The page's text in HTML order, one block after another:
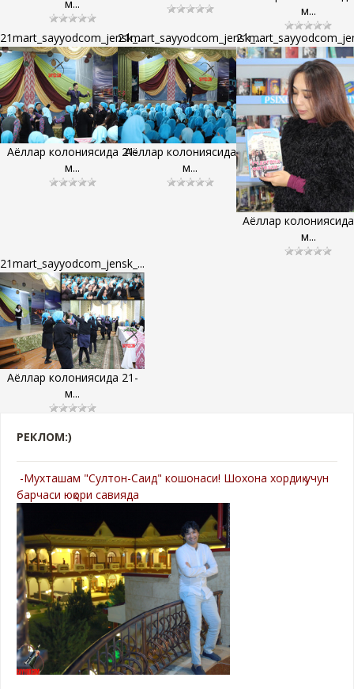
м...
м...
21mart_sayyodcom_jensk_...
Аёллар колониясида 21-
м...
21mart_sayyodcom_jensk_...
Аёллар колониясида 21-
м...
Аёллар
м...
21mart_sayyodcom_jensk_...
Аёллар колониясида 21-
м...
РЕКЛОМ:)
-Мухташам "Султон-Саид" кошонаси! Шохона хордиқ учун
барчаси юқори савияда